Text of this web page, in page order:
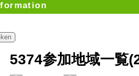
5374参加地域一覧